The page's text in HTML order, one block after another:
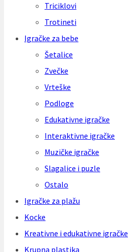
Triciklovi
Trotineti
Igračke za bebe
Šetalice
Zvečke
Vrteške
Podloge
Edukativne igračke
Interaktivne igračke
Muzičke igračke
Slagalice i puzle
Ostalo
Igračke za plažu
Kocke
Kreativne i edukativne igračke
Krupna plastika